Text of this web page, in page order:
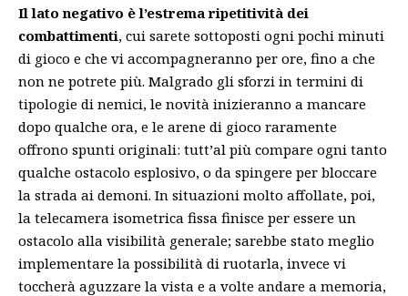
Il lato negativo è l’estrema ripetitività dei
combattimenti, cui sarete sottoposti ogni pochi minuti
di gioco e che vi accompagneranno per ore, fino a che
non ne potrete più. Malgrado gli sforzi in termini di
tipologie di nemici, le novità inizieranno a mancare
dopo qualche ora, e le arene di gioco raramente
offrono spunti originali: tutt’al più compare ogni tanto
qualche ostacolo esplosivo, o da spingere per bloccare
la strada ai demoni. In situazioni molto affollate, poi,
la telecamera isometrica fissa finisce per essere un
ostacolo alla visibilità generale; sarebbe stato meglio
implementare la possibilità di ruotarla, invece vi
toccherà aguzzare la vista e a volte andare a memoria,